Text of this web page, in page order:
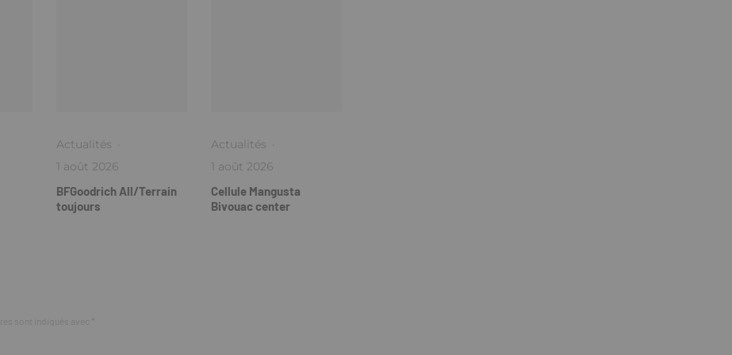
Actualités ·
1 août 2026
BFGoodrich All/Terrain
toujours
Actualités ·
1 août 2026
Cellule Mangusta
Bivouac center